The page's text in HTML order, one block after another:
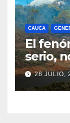
CAUCA
El
serio,
28 JULIO,